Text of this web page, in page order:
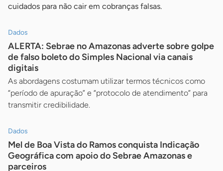
cuidados para não cair em cobranças falsas.
Dados
ALERTA: Sebrae no Amazonas adverte sobre golpe
de falso boleto do Simples Nacional via canais
digitais
As abordagens costumam utilizar termos técnicos como
“período de apuração” e “protocolo de atendimento” para
transmitir credibilidade.
Dados
Mel de Boa Vista do Ramos conquista Indicação
Geográfica com apoio do Sebrae Amazonas e
parceiros